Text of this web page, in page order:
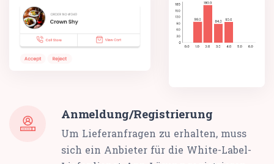
Anmeldung/Registrierung
Um Lieferanfragen zu erhalten, muss
sich ein Anbieter für die White-Label-